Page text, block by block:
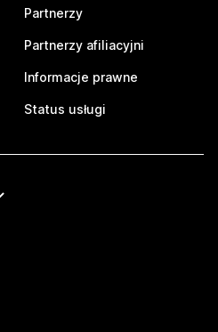
Partnerzy
Partnerzy afiliacyjni
Informacje prawne
Status usługi